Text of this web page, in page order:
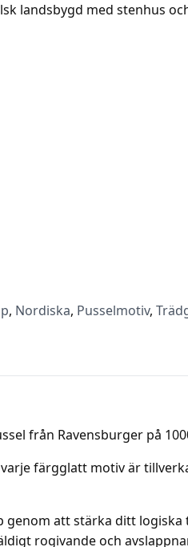
landsbygd med stenhus
, Nordiska, Pusselmotiv,
från Ravensburger på
färgglatt motiv är
att stärka ditt
rogivande och